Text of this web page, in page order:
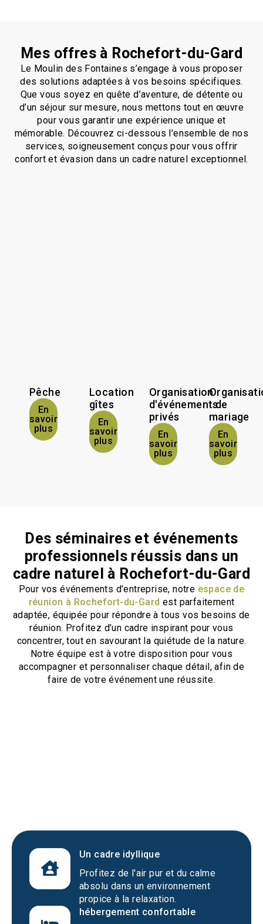
Mes offres à Rochefort-du-Gard
Le Moulin des Fontaines s’engage à vous proposer
des solutions adaptées à vos besoins spécifiques.
Que vous soyez en quête d’aventure, de détente ou
d’un séjour sur mesure, nous mettons tout en œuvre
pour vous garantir une expérience unique et
mémorable. Découvrez ci-dessous l’ensemble de nos
services, soigneusement conçus pour vous offrir
confort et évasion dans un cadre naturel exceptionnel.
Pêche
En
savoir
plus
Location
gîtes
En
savoir
plus
Organisation
d'événements
privés
En
savoir
plus
de
mariage
En
savoir
plus
Des séminaires et événements
professionnels réussis dans un
cadre naturel à Rochefort-du-Gard
Pour vos événements d’entreprise, notre espace de
réunion à Rochefort-du-Gard est parfaitement
adaptée, équipée pour répondre à tous vos besoins de
réunion. Profitez d’un cadre inspirant pour vous
concentrer, tout en savourant la quiétude de la nature.
Notre équipe est à votre disposition pour vous
accompagner et personnaliser chaque détail, afin de
faire de votre événement une réussite.
Un cadre idyllique
Profitez de l'air pur et du calme
absolu dans un environnement
propice à la relaxation.
hébergement confortable